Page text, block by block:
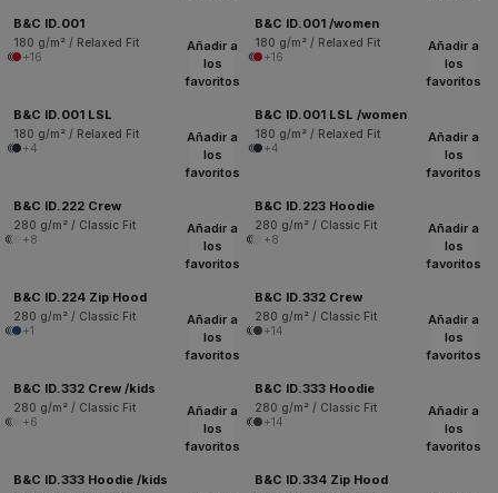
B&C ID.001
180 g/m² / Relaxed Fit
+16
B&C ID.001 /women
180 g/m² / Relaxed Fit
+16
Añadir a
los
favoritos
B&C ID.001 LSL
180 g/m² / Relaxed Fit
+4
Añadir a
los
favoritos
B&C ID.001 LSL /women
180 g/m² / Relaxed Fit
+4
Añadir a
los
favoritos
B&C ID.222 Crew
280 g/m² / Classic Fit
+8
Añadir a
los
favoritos
B&C ID.223 Hoodie
280 g/m² / Classic Fit
+8
Añadir a
los
favoritos
B&C ID.224 Zip Hood
280 g/m² / Classic Fit
+1
Añadir a
los
favoritos
B&C ID.332 Crew
280 g/m² / Classic Fit
+14
Añadir a
los
favoritos
B&C ID.332 Crew /kids
280 g/m² / Classic Fit
+6
Añadir a
los
favoritos
B&C ID.333 Hoodie
280 g/m² / Classic Fit
+14
Añadir a
los
favoritos
B&C ID.333 Hoodie /kids
Añadir a
los
favoritos
B&C ID.334 Zip Hood